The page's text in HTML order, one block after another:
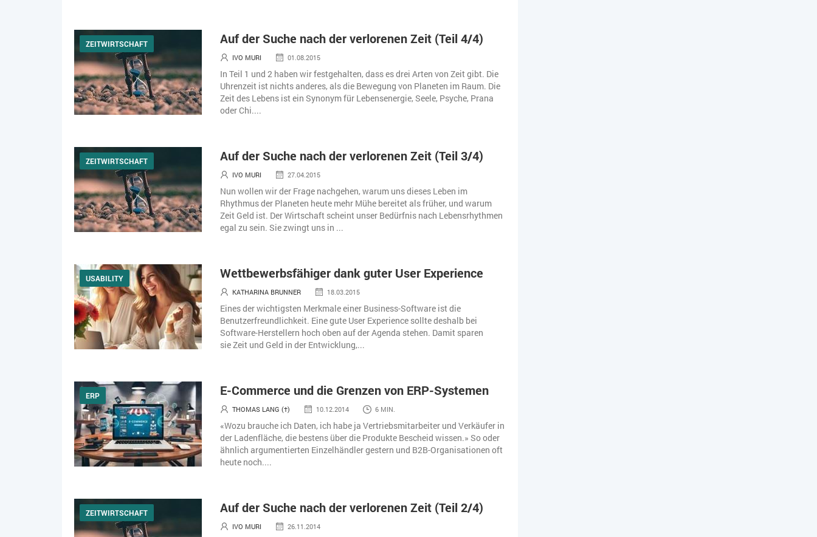
ZEITWIRTSCHAFT Auf der Suche nach der verlorenen Zeit (Teil 4/4)
IVO MURI 01.08.2015
In Teil 1 und 2 haben wir festgehalten, dass es drei Arten von Zeit gibt. Die
Uhrenzeit ist nichts anderes, als die Bewegung von Planeten im Raum. Die
Zeit des Lebens ist ein Synonym für Lebensenergie, Seele, Psyche, Prana
oder Chi....
ZEITWIRTSCHAFT Auf der Suche nach der verlorenen Zeit (Teil 3/4)
IVO MURI 27.04.2015
Nun wollen wir der Frage nachgehen, warum uns dieses Leben im
Rhythmus der Planeten heute mehr Mühe bereitet als früher, und warum
Zeit Geld ist. Der Wirtschaft scheint unser Bedürfnis nach Lebensrhythmen
egal zu sein. Sie zwingt uns in ...
USABILITY Wettbewerbsfähiger dank guter User Experience
KATHARINA BRUNNER 18.03.2015
Eines der wichtigsten Merkmale einer Business-Software ist die
Benutzerfreundlichkeit. Eine gute User Experience sollte deshalb bei
Software-Herstellern hoch oben auf der Agenda stehen. Damit sparen
sie Zeit und Geld in der Entwicklung,...
ERP E-Commerce und die Grenzen von ERP-Systemen
THOMAS LANG (†) 10.12.2014 6 MIN.
«Wozu brauche ich Daten, ich habe ja Vertriebsmitarbeiter und Verkäufer in
der Ladenfläche, die bestens über die Produkte Bescheid wissen.» So oder
ähnlich argumentierten Einzelhändler gestern und B2B-Organisationen oft
heute noch....
ZEITWIRTSCHAFT Auf der Suche nach der verlorenen Zeit (Teil 2/4)
IVO MURI 26.11.2014